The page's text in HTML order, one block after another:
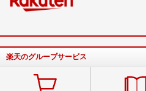
楽天のグループサービス